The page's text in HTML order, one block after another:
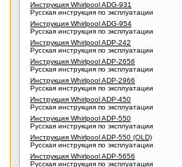
Инструкция Whirlpool ADG-931
Русская инструкция по эксплуатации
Инструкция Whirlpool ADG-954
Русская инструкция по эксплуатации
Инструкция Whirlpool ADP-242
Русская инструкция по эксплуатации
Инструкция Whirlpool ADP-2656
Русская инструкция по эксплуатации
Инструкция Whirlpool ADP-2966
Русская инструкция по эксплуатации
Инструкция Whirlpool ADP-450
Русская инструкция по эксплуатации
Инструкция Whirlpool ADP-550
Русская инструкция по эксплуатации
Инструкция Whirlpool ADP-550 (OLD)
Русская инструкция по эксплуатации
Инструкция Whirlpool ADP-5656
Русская инструкция по эксплуатации